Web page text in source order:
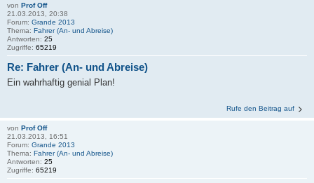
von Prof Off
21.03.2013, 20:38
Forum: Grande 2013
Thema: Fahrer (An- und Abreise)
Antworten: 25
Zugriffe: 65219
Re: Fahrer (An- und Abreise)
Ein wahrhaftig genial Plan!
Rufe den Beitrag auf
von Prof Off
21.03.2013, 16:51
Forum: Grande 2013
Thema: Fahrer (An- und Abreise)
Antworten: 25
Zugriffe: 65219